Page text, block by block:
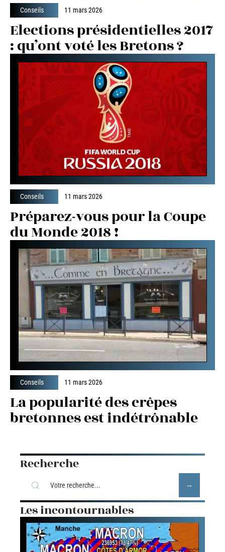
Conseils 11 mars 2026
Elections présidentielles 2017
: qu’ont voté les Bretons ?
Conseils 11 mars 2026
Préparez-vous pour la Coupe
du Monde 2018 !
Conseils 11 mars 2026
La popularité des crêpes
bretonnes est indétrônable
Recherche
Les incontournables